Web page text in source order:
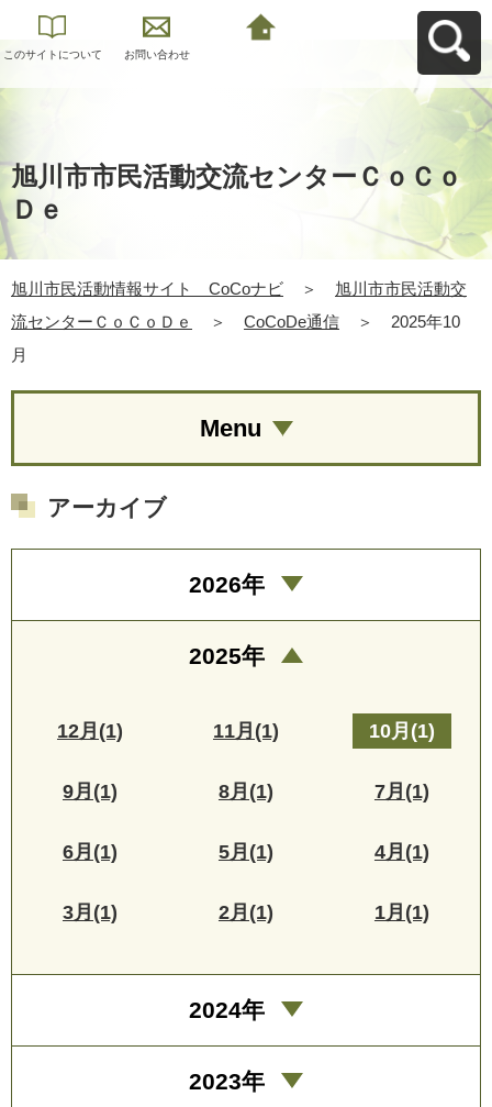
このサイトについて お問い合わせ
旭川市市民活動交流センターＣｏＣｏ
Ｄｅ
旭川市民活動情報サイト CoCoナビ ＞
旭川市市民活動交
流センターＣｏＣｏＤｅ
＞ CoCoDe通信 ＞
2025年10
月
Menu
アーカイブ
2026年
2025年
12月(1) 11月(1) 10月(1)
9月(1) 8月(1) 7月(1)
6月(1) 5月(1) 4月(1)
3月(1) 2月(1) 1月(1)
2024年
2023年